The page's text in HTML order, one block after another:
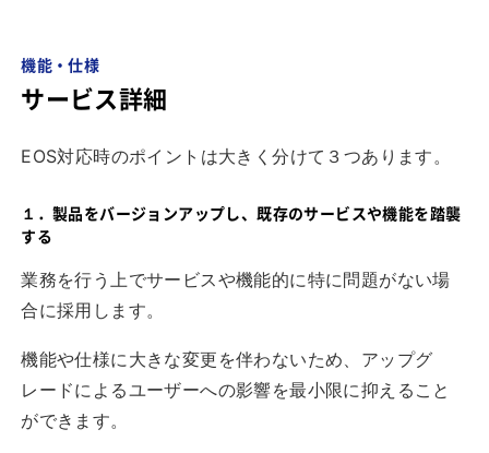
機能・仕様
サービス詳細
EOS対応時のポイントは大きく分けて３つあります。
１．製品をバージョンアップし、既存のサービスや機能を踏襲
する
業務を行う上でサービスや機能的に特に問題がない場
合に採用します。
機能や仕様に大きな変更を伴わないため、アップグ
レードによるユーザーへの影響を最小限に抑えること
ができます。